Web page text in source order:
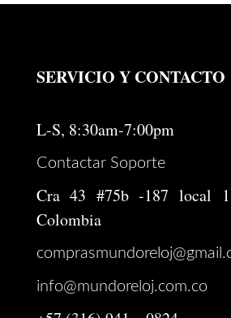
SERVICIO Y CONTACTO
L-S, 8:30am-7:00pm
Contactar Soporte
Cra 43 #75b -187 local 1
Colombia
info@mundoreloj.com.co